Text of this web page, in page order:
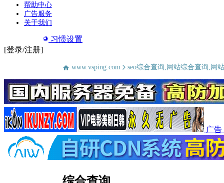
帮助中心
广告服务
关于我们
习惯设置
[登录/注册]
www.vsping.com seo综合查询,网站综合查询,网
广告